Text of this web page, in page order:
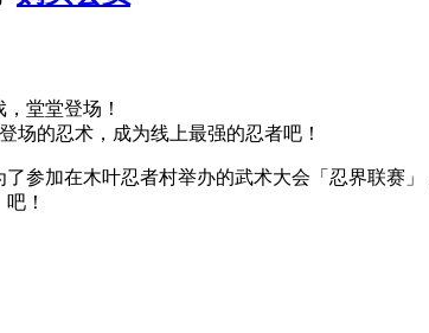
堂堂登场！
场的忍术，成为线上最强的忍者吧！
参加在木叶忍者村举办的武术大会「忍界联赛
！